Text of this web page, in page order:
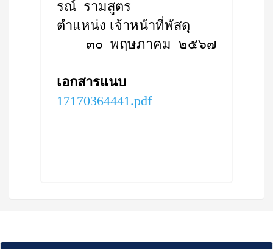
รณ์ รามสูตร
ตำแหน่ง เจ้าหน้าที่พัสดุ
๓๐ พฤษภาคม ๒๕๖๗
เอกสารแนบ
17170364441.pdf